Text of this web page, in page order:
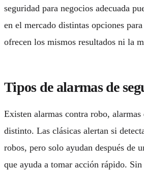
seguridad para negocios adecuada
en el mercado distintas opciones
ofrecen los mismos resultados ni la
Tipos de alarmas de
Existen alarmas contra robo,
distinto. Las clásicas alertan si
robos, pero solo ayudan después de
que ayuda a tomar acción rápido.